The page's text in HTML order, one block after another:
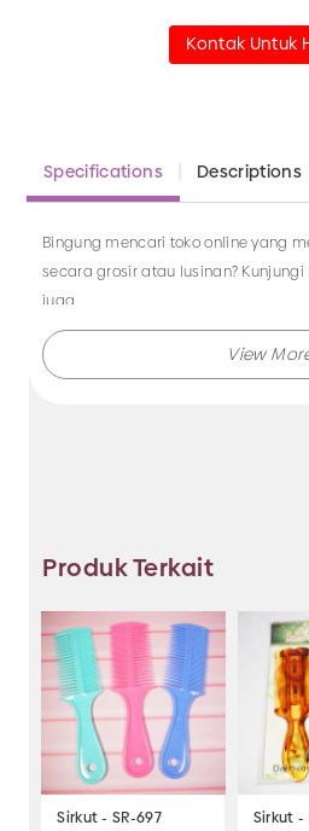
Kontak Untuk
Specifications Descriptions
Bingung mencari toko online yang
secara grosir atau lusinan?
juga.
Makmur Jaya selalu menghadirkan
dengan harga murah hanya di
Produk Terkait
Sirkut - SR-697 Sirkut -